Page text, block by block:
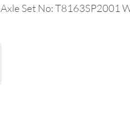
Axle Set No: T8163SP2001